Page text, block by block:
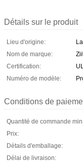
Détails sur le produit
Lieu d'origine:
Nom de marque:
Certification:
Numéro de modèle:
Conditions de
Quantité de commande
Prix:
Détails d'emballage:
Délai de livraison: